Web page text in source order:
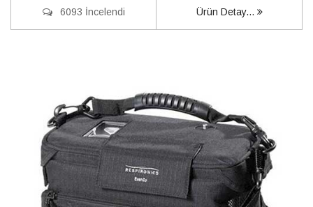
6093 İncelendi Ürün Detay...